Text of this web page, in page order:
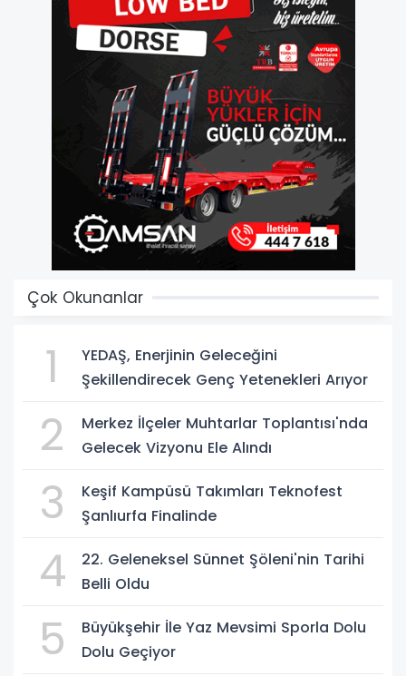
Çok Okunanlar
1
YEDAŞ, Enerjinin Geleceğini
Şekillendirecek Genç Yetenekleri Arıyor
2
Merkez İlçeler Muhtarlar Toplantısı'nda
Gelecek Vizyonu Ele Alındı
3
Keşif Kampüsü Takımları Teknofest
Şanlıurfa Finalinde
4
22. Geleneksel Sünnet Şöleni'nin Tarihi
Belli Oldu
5
Büyükşehir İle Yaz Mevsimi Sporla Dolu
Dolu Geçiyor